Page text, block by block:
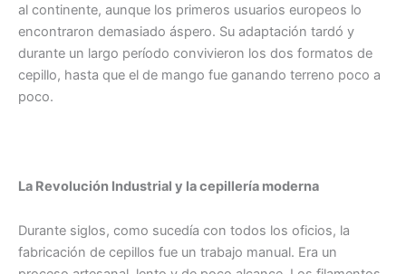
al continente, aunque los primeros usuarios europeos lo
encontraron demasiado áspero. Su adaptación tardó y
durante un largo período convivieron los dos formatos de
cepillo, hasta que el de mango fue ganando terreno poco a
poco.
La Revolución Industrial y la cepillería moderna
Durante siglos, como sucedía con todos los oficios, la
fabricación de cepillos fue un trabajo manual. Era un